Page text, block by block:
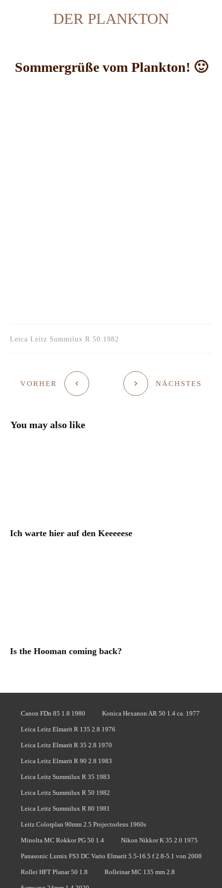
DER PLANKTON
Sommergrüße vom Plankton! 🙂
Leica Leitz Summilux R 50 1982
VORHER NÄCHSTES
You may also like
Ich warte hier auf den Keeeeese
Is the Hooman coming back?
Canon FDn 85 1.8 1980 Konica Hexanon AR 50 1.4 ca. 1977
Leica Leitz Elmarit R 135 2.8 1976
Leica Leitz Elmarit R 35 2.8 1970
Leica Leitz Elmarit R 90 2.8 1983
Leica Leitz Summilux R 35 1983
Leica Leitz Summilux R 50 1982
Leica Leitz Summilux R 80 1981
Leitz Colorplan 90mm 2.5 Projectorlens 1960s
Minolta MC Rokkor PG 50 1.4 Nikon Nikkor K 35 2.0 1975
Panasonic Lumix FS3 DC Vario Elmarit 5.5-16.5 f 2.8-5.1 von 2008
Rollei HFT Planar 50 1.8 Rolleinar MC 135 mm 2.8